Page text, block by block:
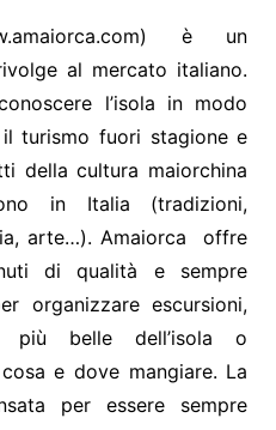
è un
al mercato italiano.
l’isola in modo
turismo fuori stagione e
della cultura maiorchina
in Italia (tradizioni,
arte…). Amaiorca offre
di qualità e sempre
organizzare escursioni,
belle dell’isola o
e dove mangiare. La
per essere sempre